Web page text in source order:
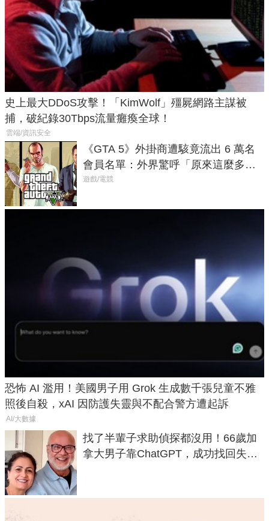
史上最大DDoS攻擊！「KimWolf」殭屍網路主謀被
捕，破紀錄30Tbps流量癱瘓全球！
雲端/資訊安全
《GTA 5》外掛商遭駭竟流出 6 萬名
會員名單：外界驚呼「原來這麼多人
在開掛！」
遊戲/電競
恐怖 AI 濫用！美國男子用 Grok 生成數千張兒童不雅
照後自殺，xAI 因防護失靈與不配合警方遭起訴
AI/大數據
找了半輩子求助偵探都沒用！66歲加
拿大男子靠ChatGPT，成功找回失散